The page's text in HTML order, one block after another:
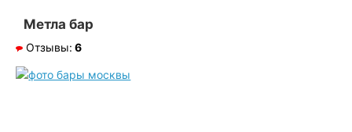
Метла бар
Отзывы: 6